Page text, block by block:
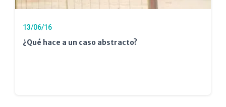
13/06/16
¿Qué hace a un caso abstracto?